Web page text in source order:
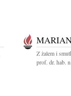
Z żalem i
prof. dr. hab.